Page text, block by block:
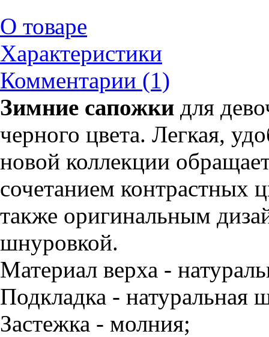
О товаре
Характеристики
Комментарии (1)
Зимние сапожки для
черного цвета. Легкая,
новой коллекции
сочетанием контрастных
также оригинальным
шнуровкой.
Материал верха -
Подкладка - натуральная
Застежка - молния;